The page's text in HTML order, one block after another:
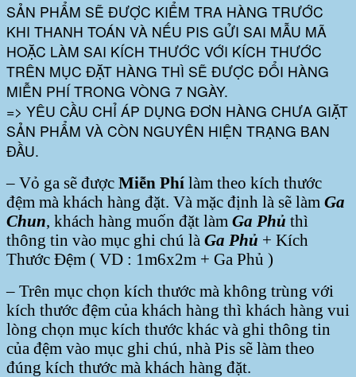
SẢN PHẨM SẼ ĐƯỢC KIỂM TRA HÀNG TRƯỚC
KHI THANH TOÁN VÀ NẾU PIS GỬI SAI MẪU MÃ
HOẶC LÀM SAI KÍCH THƯỚC VỚI KÍCH THƯỚC
TRÊN MỤC ĐẶT HÀNG THÌ SẼ ĐƯỢC ĐỔI HÀNG
MIỄN PHÍ TRONG VÒNG 7 NGÀY.
=> YÊU CẦU CHỈ ÁP DỤNG ĐƠN HÀNG CHƯA GIẶT
SẢN PHẨM VÀ CÒN NGUYÊN HIỆN TRẠNG BAN
ĐẦU.
– Vỏ ga sẽ được Miễn Phí làm theo kích thước
đệm mà khách hàng đặt. Và mặc định là sẽ làm Ga
Chun, khách hàng muốn đặt làm Ga Phủ thì
thông tin vào mục ghi chú là Ga Phủ + Kích
Thước Đệm ( VD : 1m6x2m + Ga Phủ )
– Trên mục chọn kích thước mà không trùng với
kích thước đệm của khách hàng thì khách hàng vui
lòng chọn mục kích thước khác và ghi thông tin
của đệm vào mục ghi chú, nhà Pis sẽ làm theo
đúng kích thước mà khách hàng đặt.